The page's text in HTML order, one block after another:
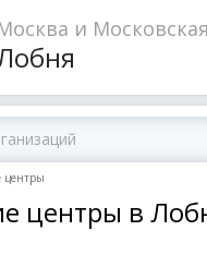
и
центры
центры в